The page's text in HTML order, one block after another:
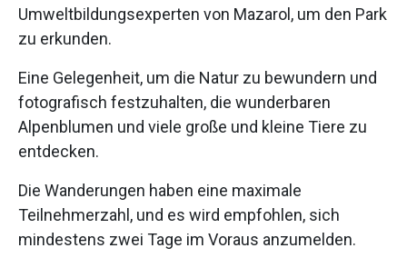
Umweltbildungsexperten von Mazarol, um den Park
zu erkunden.
Eine Gelegenheit, um die Natur zu bewundern und
fotografisch festzuhalten, die wunderbaren
Alpenblumen und viele große und kleine Tiere zu
entdecken.
Die Wanderungen haben eine maximale
Teilnehmerzahl, und es wird empfohlen, sich
mindestens zwei Tage im Voraus anzumelden.